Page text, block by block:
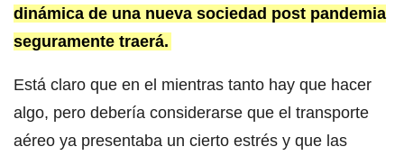
dinámica de una nueva sociedad post pandemia
seguramente traerá.
Está claro que en el mientras tanto hay que hacer
algo, pero debería considerarse que el transporte
aéreo ya presentaba un cierto estrés y que las